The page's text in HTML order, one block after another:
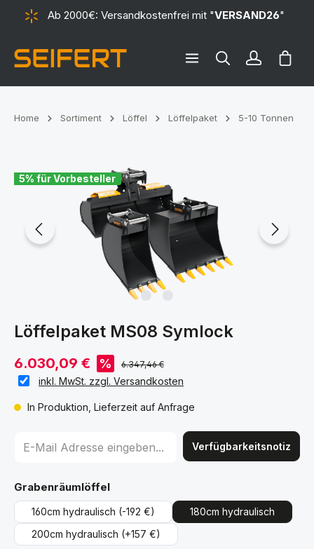
springenAb 2000€: Versandkostenfrei mit "VERSAND26"
Home Sortiment Löffel Löffelpaket 5-10 Tonnen
5% für Vorbesteller
Löffelpaket MS08 Symlock
6.030,09 € % 6.347,46 €
inkl. MwSt. zzgl. Versandkosten
In Produktion, Lieferzeit auf Anfrage
Verfügbarkeitsnotiz
Grabenräumlöffelauswählen
160cm hydraulisch (-192 €)
180cm hydraulisch
200cm hydraulisch (+157 €)